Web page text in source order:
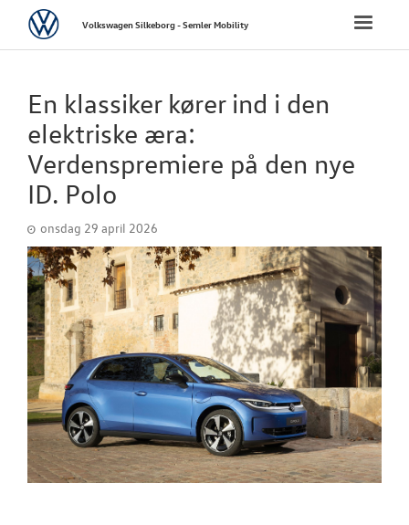
NYE VAREBILER
VÆRKSTED
SKADECENTER
TILBEHØR
RESERVEDELE
NYHEDER
Toggle
VolkswagenVolkswagen Silkeborg - Semler Mobility
En klassiker kører ind i den
elektriske æra:
Verdenspremiere på den nye
ID. Polo
onsdag 29 april 2026